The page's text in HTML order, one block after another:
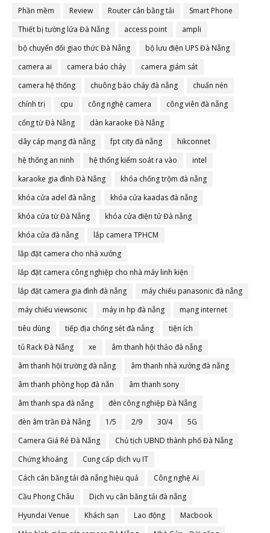
Phần mềm
Review Router cân bằng tải
Smart Phone
Thiết bị tường lửa Đà Nẵng
access point
ampli
bộ chuyển đổi giao thức Đà Nẵng
bộ lưu điện UPS Đà Nẵng
camera ai
camera báo cháy
camera giám sát
camera hệ thống
chuông báo cháy đà nẵng
chuẩn nén
chính trị
cpu công nghệ camera
công viên đà nẵng
cổng từ Đà Nẵng
dàn karaoke Đà Nẵng
dây cáp mạng đà nẵng
fpt city đà nẵng
hikconnet
hệ thống an ninh
hệ thống kiểm soát ra vào
intel
karaoke gia đình Đà Nẵng
khóa chống trộm đà nẵng
khóa cửa adel đà nẵng
khóa cửa kaadas đà nẵng
khóa cửa từ Đà Nẵng
khóa cửa điện tử Đà nẵng
khóa cửa đà nẵng
lắp camera TPHCM
lắp đặt camera cho nhà xưởng
lắp đặt camera công nghiệp cho nhà máy linh kiện
lắp đặt camera gia đình đà nẵng
máy chiếu panasonic đà nẵng
máy chiếu viewsonic
máy in hp đà nẵng
mạng internet
tiêu dùng
tiếp địa chống sét đà nẵng
tiện ích
tủ Rack Đà Nẵng
xe
âm thanh hội thảo đà nẵng
âm thanh hội trường đà nẵng
âm thanh nhà xưởng đà nẵng
âm thanh phòng họp đà nẵn
âm thanh sony
âm thanh spa đà nẵng
đèn công nghiệp Đà Nẵng
đèn âm trần Đà Nẵng
1/5 2/9 30/4
5G
Camera Giá Rẻ Đà Nẵng
Chủ tịch UBND thành phố Đà Nẵng
Chứng khoáng
Cung cấp dịch vụ IT
Cách cân bằng tải đà nẵng hiệu quả
Công nghệ Ai
Cầu Phong Châu
Dịch vụ cân bằng tải đà nẵng
Hyundai Venue
Khách sạn Lao động
Macbook